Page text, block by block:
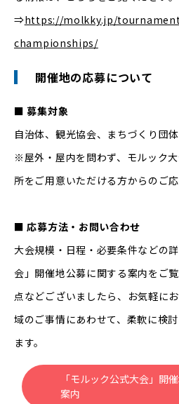
⇒https://molkky.jp/
championships/
開催地の応募について
■ 募集対象
自治体、観光協会、まちづくり団
※屋外・屋内を問わず、モルック
所をご用意いただける方からのご
■ 応募方法・お問い合わせ
大会規模・日程・必要条件などの
会」開催地公募に関する案内をご
点などございましたら、お気軽に
域のご事情にあわせて、柔軟に検
ます。
「モルック公式大会」開
案内